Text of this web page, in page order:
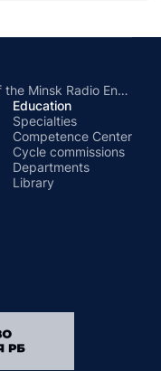
Students of group 5k9393 of the Minsk Radio Engineering College visited the St. Elisabeth Monastery
Education
Specialties
Competence Center
Cycle commissions
Departments
Library